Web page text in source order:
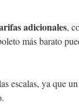
adicionales,
más barato
escalas, ya que